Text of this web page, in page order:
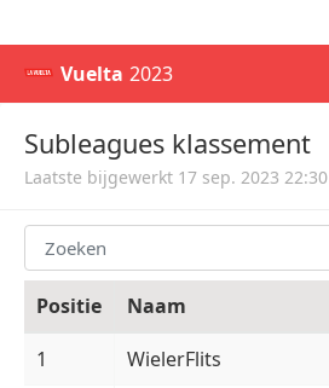
Vuelta 2023
Subleagues klassement
Laatste bijgewerkt 17 sep. 2023 22:30
Positie Naam
1
WielerFlits